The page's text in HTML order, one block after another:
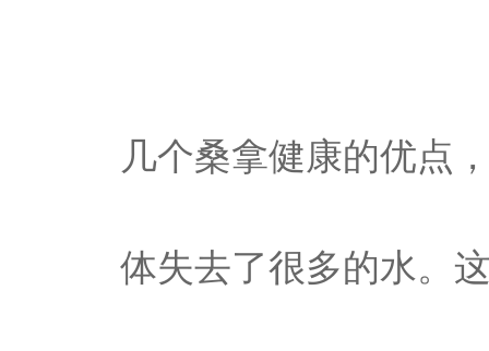
几个桑拿健康的优点
体失去了很多的水。